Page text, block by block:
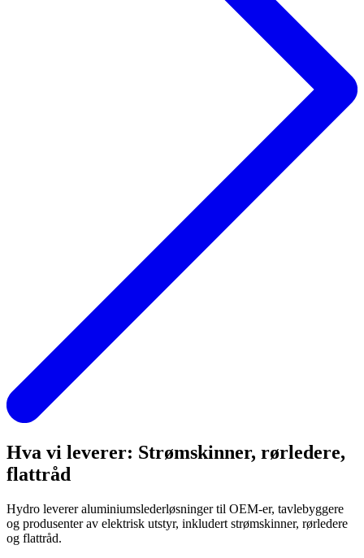
Hva vi leverer: Strømskinner, rørledere,
flattråd
Hydro leverer aluminiumslederløsninger til OEM-er, tavlebyggere
og produsenter av elektrisk utstyr, inkludert strømskinner, rørledere
og flattråd.